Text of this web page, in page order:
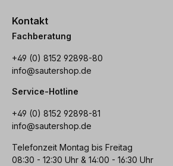
Kontakt
Fachberatung
+49 (0) 8152 92898-80
info@sautershop.de
Service-Hotline
+49 (0) 8152 92898-81
info@sautershop.de
Telefonzeit Montag bis Freitag
08:30 - 12:30 Uhr & 14:00 - 16:30 Uhr